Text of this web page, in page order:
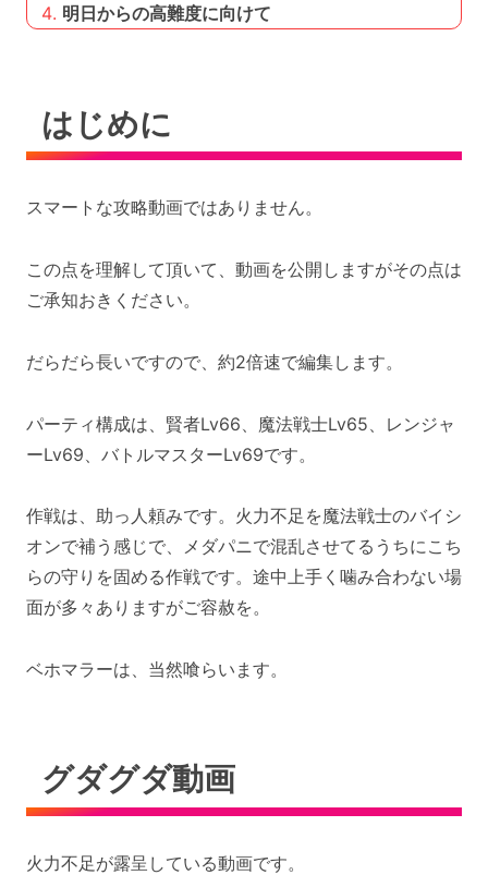
明日からの高難度に向けて
はじめに
スマートな攻略動画ではありません。
この点を理解して頂いて、動画を公開しますがその点は
ご承知おきください。
だらだら長いですので、約2倍速で編集します。
パーティ構成は、賢者Lv66、魔法戦士Lv65、レンジャ
ーLv69、バトルマスターLv69です。
作戦は、助っ人頼みです。火力不足を魔法戦士のバイシ
オンで補う感じで、メダパニで混乱させてるうちにこち
らの守りを固める作戦です。途中上手く噛み合わない場
面が多々ありますがご容赦を。
ベホマラーは、当然喰らいます。
グダグダ動画
火力不足が露呈している動画です。